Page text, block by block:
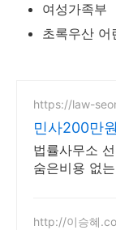
여성가족부
초록우산 어
https://law-
민사200만
호사선임비
법률사무소
숨은비용 없
나보세요.
http://이승혜